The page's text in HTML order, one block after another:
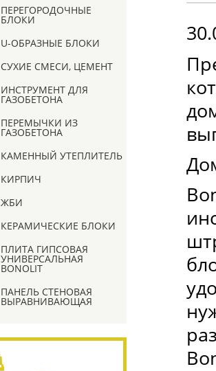
ПЕРЕГОРОДОЧНЫЕ
БЛОКИ
U-ОБРАЗНЫЕ БЛОКИ
СУХИЕ СМЕСИ, ЦЕМЕНТ
ИНСТРУМЕНТ ДЛЯ
ГАЗОБЕТОНА
ПЕРЕМЫЧКИ ИЗ
ГАЗОБЕТОНА
КАМЕННЫЙ УТЕПЛИТЕЛЬ
КИРПИЧ
ЖБИ
КЕРАМИЧЕСКИЕ БЛОКИ
ПЛИТА ГИПСОВАЯ
УНИВЕРСАЛЬНАЯ
BONOLIT
ПАНЕЛЬ СТЕНОВАЯ
ВЫРАВНИВАЮЩАЯ